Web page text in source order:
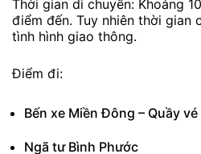
Thời gian di chuyển: Khoảng
điểm đến. Tuy nhiên thời gian
tình hình giao thông.
Điểm đi:
Bến xe Miền Đông – Quầy vé
Ngã tư Bình Phước